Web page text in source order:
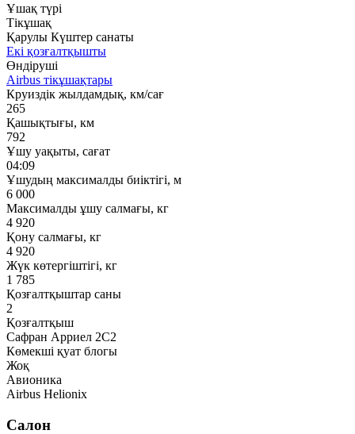
Ұшақ түрі
Тікұшақ
Қарулы Күштер санаты
Екі қозғалтқышты
Өндіруші
Airbus тікұшақтары
Круиздік жылдамдық, км/сағ
265
Қашықтығы, км
792
Ұшу уақыты, сағат
04:09
Ұшудың максималды биіктігі, м
6 000
Максималды ұшу салмағы, кг
4 920
Қону салмағы, кг
4 920
Жүк көтергіштігі, кг
1 785
Қозғалтқыштар саны
2
Қозғалтқыш
Сафран Арриел 2C2
Көмекші қуат блогы
Жоқ
Авионика
Airbus Helionix
Салон